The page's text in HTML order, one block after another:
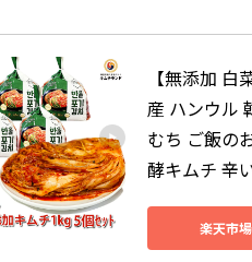
【無添加
産 ハンウル
むち ご飯の
酵キムチ 辛
楽天市